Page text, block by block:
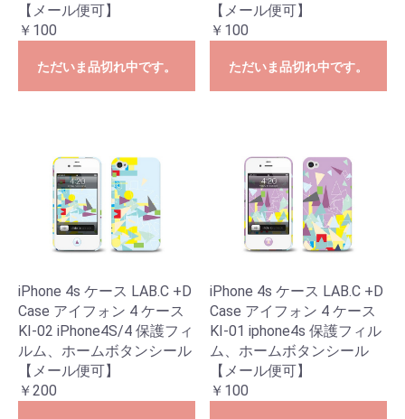
【メール便可】
￥100
ただいま品切れ中です。
【メール便可】
￥100
ただいま品切れ中です。
iPhone 4s ケース LAB.C +D
Case アイフォン 4 ケース
KI-02 iPhone4S/4 保護フィ
ルム、ホームボタンシール
【メール便可】
￥200
iPhone 4s ケース LAB.C +D
Case アイフォン 4 ケース
KI-01 iphone4s 保護フィル
ム、ホームボタンシール
【メール便可】
￥100